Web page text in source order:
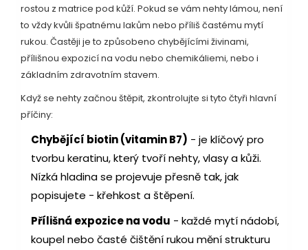
rostou z matrice pod kůží. Pokud se vám nehty lámou, není
to vždy kvůli špatnému lakům nebo příliš častému mytí
rukou. Častěji je to způsobeno chybějícími živinami,
přílišnou expozicí na vodu nebo chemikáliemi, nebo i
základním zdravotním stavem.
Když se nehty začnou štěpit, zkontrolujte si tyto čtyři hlavní
příčiny:
Chybějící biotin (vitamin B7) - je klíčový pro
tvorbu keratinu, který tvoří nehty, vlasy a kůži.
Nízká hladina se projevuje přesně tak, jak
popisujete - křehkost a štěpení.
Přílišná expozice na vodu - každé mytí nádobí,
koupel nebo časté čištění rukou mění strukturu